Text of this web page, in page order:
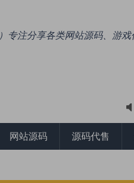
）专注分享各类网站源码、游
网站源码 源码代售